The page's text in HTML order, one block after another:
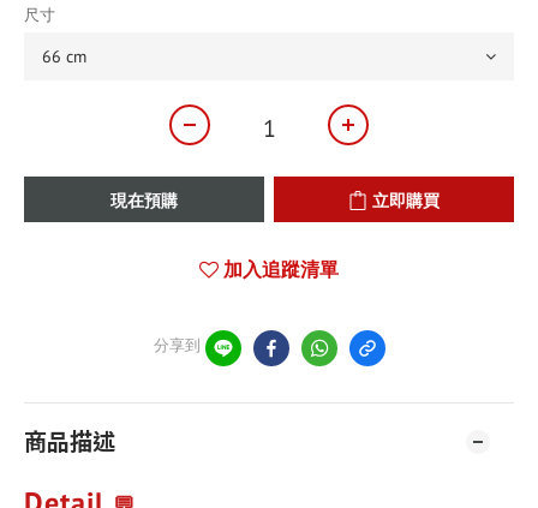
尺寸
現在預購 立即購買
加入追蹤清單
分享到
商品描述